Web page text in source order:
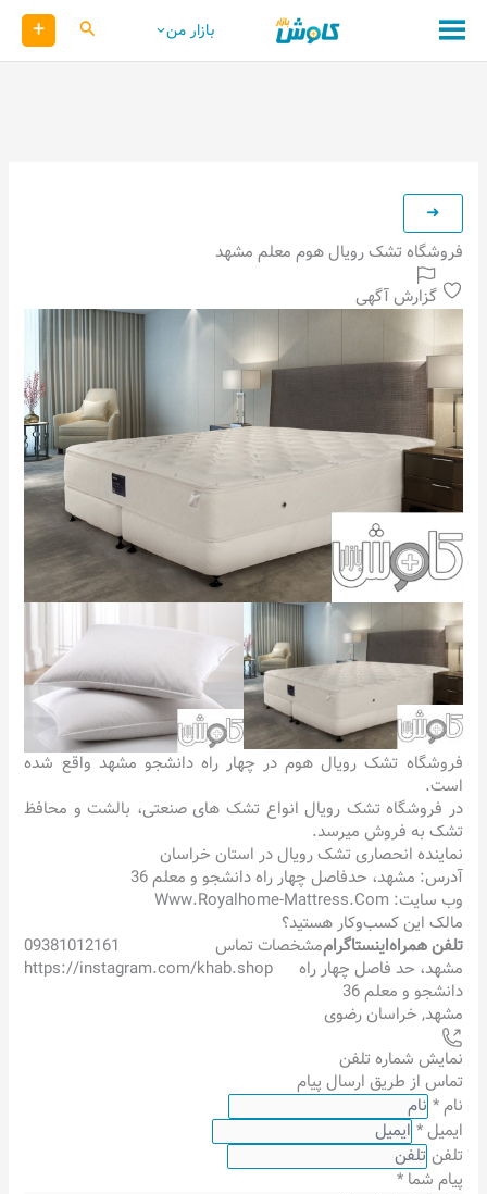
محتوا
بازار من کاوش +
فروشگاه تشک رویال هوم معلم مشهد
گزارش آگهی
فروشگاه تشک رویال هوم در چهار راه دانشجو مشهد واقع شده
است.
در فروشگاه تشک رویال انواع تشک های صنعتی، بالشت و محافظ
تشک به فروش میرسد.
نماینده انحصاری تشک رویال در استان خراسان
آدرس: مشهد، حدفاصل چهار راه دانشجو و معلم 36
وب سایت: Www.Royalhome-Mattress.Com
مالک این کسب‌وکار هستید؟
تلفن همراه
09381012161
اینستاگرام
https://instagram.com/khab.shop
مشخصات تماس
مشهد، حد فاصل چهار راه
دانشجو و معلم 36
مشهد, خراسان رضوی
نمایش شماره تلفن
تماس از طریق ارسال پیام
نام*
ایمیل*
تلفن
پیام شما*